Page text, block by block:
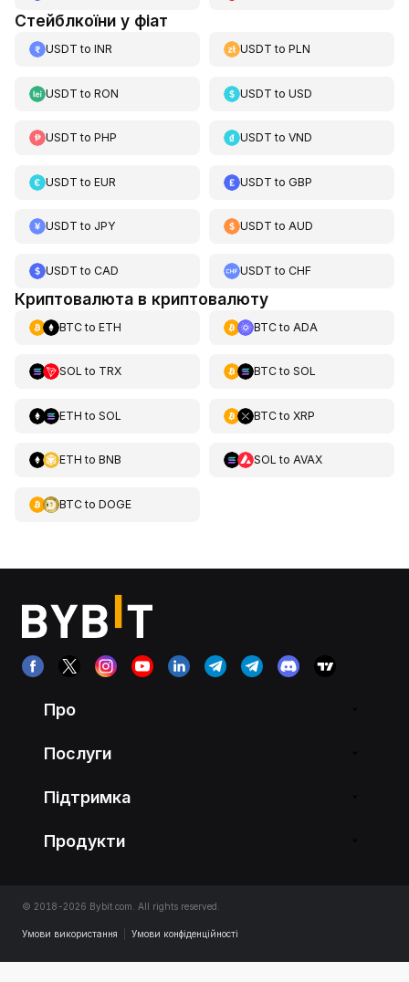
Стейблкоїни у фіат
USDT to INR USDT toPLN
USDT to RON USDT toUSD
USDT to PHP USDT toVND
USDT to EUR USDT toGBP
USDT to JPY USDT toAUD
USDT to CAD USDT toCHF
Криптовалюта в криптовалюту
BTCto ETH BTCto ADA
SOL to TRX BTCto SOL
ETH to SOL BTCto XRP
ETH to BNB SOL to AVAX
BTCto DOGE
Про
Послуги
Підтримка
Продукти
© 2018-2026 Bybit.com. All rights reserved.
Умови використання Умови конфіденційності